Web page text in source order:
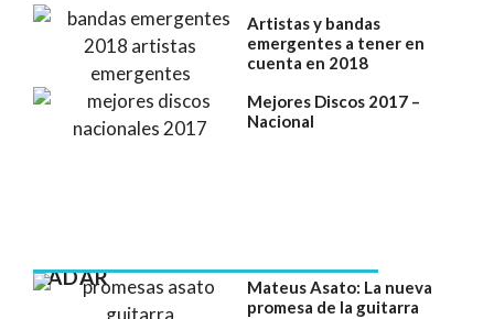
Artistas y bandas
emergentes a tener en
cuenta en 2018
Mejores Discos 2017 –
Nacional
RADAR
Mateus Asato: La nueva
promesa de la guitarra